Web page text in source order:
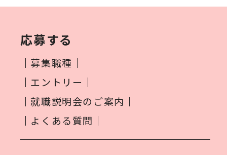
応募する
募集職種
エントリー
就職説明会のご案内
よくある質問